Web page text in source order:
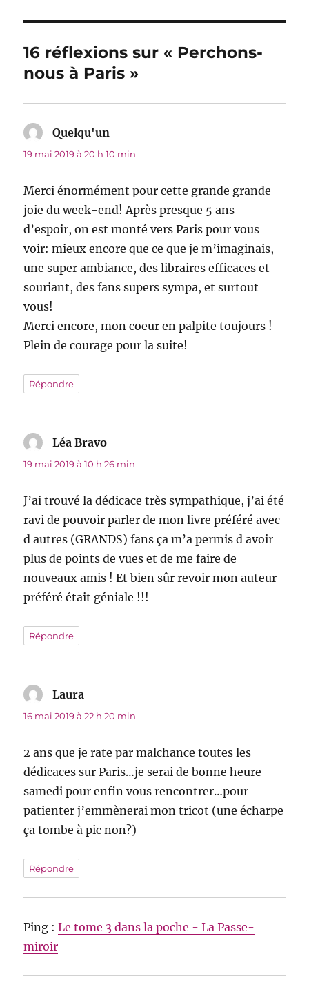
16 réflexions sur « Perchons-
nous à Paris »
Quelqu'un
19 mai 2019 à 20 h 10 min
Merci énormément pour cette grande grande
joie du week-end! Après presque 5 ans
d’espoir, on est monté vers Paris pour vous
voir: mieux encore que ce que je m’imaginais,
une super ambiance, des libraires efficaces et
souriant, des fans supers sympa, et surtout
vous!
Merci encore, mon coeur en palpite toujours !
Plein de courage pour la suite!
Répondre
Léa Bravo
19 mai 2019 à 10 h 26 min
J’ai trouvé la dédicace très sympathique, j’ai été
ravi de pouvoir parler de mon livre préféré avec
d autres (GRANDS) fans ça m’a permis d avoir
plus de points de vues et de me faire de
nouveaux amis ! Et bien sûr revoir mon auteur
préféré était géniale !!!
Répondre
Laura
16 mai 2019 à 22 h 20 min
2 ans que je rate par malchance toutes les
dédicaces sur Paris…je serai de bonne heure
samedi pour enfin vous rencontrer…pour
patienter j’emmènerai mon tricot (une écharpe
ça tombe à pic non?)
Répondre
Ping :Le tome 3 dans la poche - La Passe-
miroir